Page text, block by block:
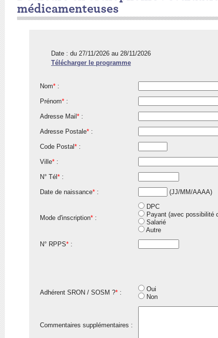
médicamenteuses
Date : du 27/11/2026 au 28/11/2026
Télécharger le programme
Nom* :
Prénom* :
Adresse Mail* :
Adresse Postale* :
Code Postal* :
Ville* :
N° Tél* :
Date de naissance* : (JJ/MM/AAAA)
Mode d'inscription* :
DPC
Payant (avec possibilité
Salarié
Autre
N° RPPS* :
Adhérent SRON / SOSM ?* :
Oui
Non
Commentaires supplémentaires :